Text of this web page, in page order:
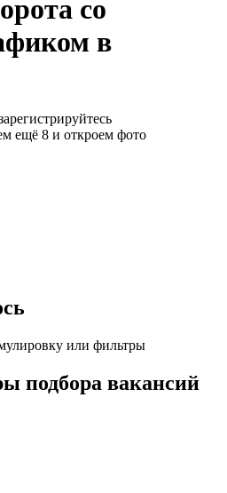
со
в
ещё 8 и откроем фото
или фильтры
подбора вакансий